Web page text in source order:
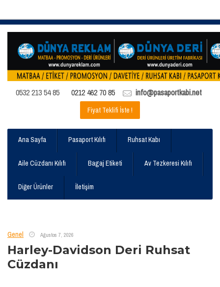
0532 213 54 85 0212 462 70 85 info@pasaportkabi.net
Fiyat Teklifi İste !
Ana Sayfa Pasaport Kılıfı Ruhsat Kabı
Aile Cüzdanı Kılıfı Bagaj Etiketi Av Tezkeresi Kılıfı
Diğer Ürünler İletişim
Genel Ağustos 7, 2026
Harley-Davidson Deri Ruhsat
Cüzdanı